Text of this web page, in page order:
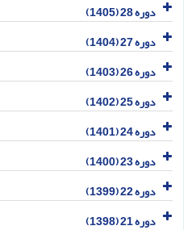
دوره 28 (1405)
دوره 27 (1404)
دوره 26 (1403)
دوره 25 (1402)
دوره 24 (1401)
دوره 23 (1400)
دوره 22 (1399)
دوره 21 (1398)